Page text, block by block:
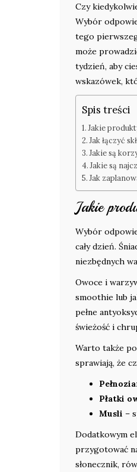
Czy
Wybór
tego
może
tydzień, aby
wskazówek,
Spis treści
Jakie
Jak łączyć
Jakie są
Jakie są
Jak
Jakie
Wybór
cały dzień.
niezbędnych
Owoce i
smoothie lub
pełne
świeżość i
Warto także
sprawiają, że
Płatki
Musli –
Dodatkowym
przygotować
słonecznik,